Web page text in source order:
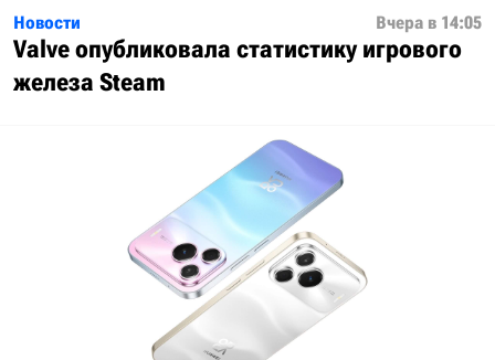
Новости Вчера в 14:05
Valve опубликовала статистику игрового
железа Steam